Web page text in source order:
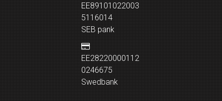
EE89101022003
5116014
SEB pank
EE28220000112
0246675
Swedbank